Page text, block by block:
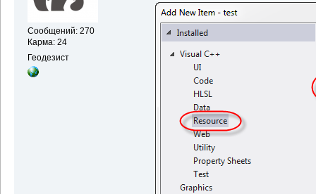
Сообщений: 270
Карма: 24
Геодезист